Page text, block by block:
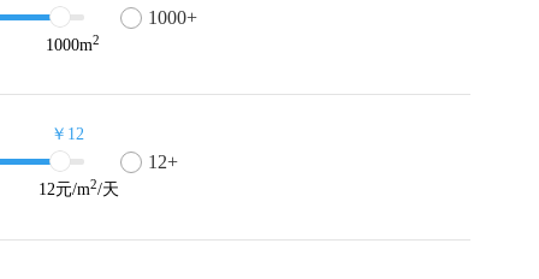
1000m2
1000+
￥12
12元/m2/天
12+